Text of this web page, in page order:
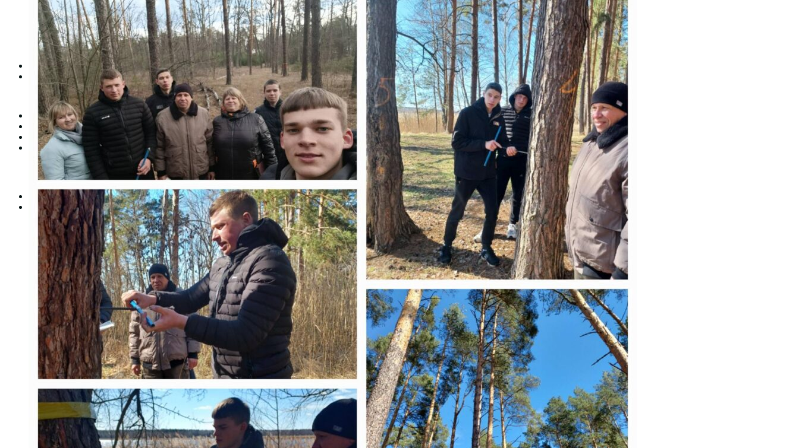
Студентська рада
Документація. Карантин
Документація. Воєнний стан
Центр кар’єри та працевлаштування
Центр дуальної освіти
Неформальна та інформальна освіта
Вступникам
Міжнародне співробітництво
Міжнародне співробітництво для викладачів
Міжнародне співробітництво для студентів
Угоди та договори
Вісник
Контакти
Публічність
Кваліфікаційний центр МФК
Нормативно-правова база
Форма заяви здобувача
Перелік професій
Майстри сервісних центрів
Про формальну, неформальну та інформальну освіту